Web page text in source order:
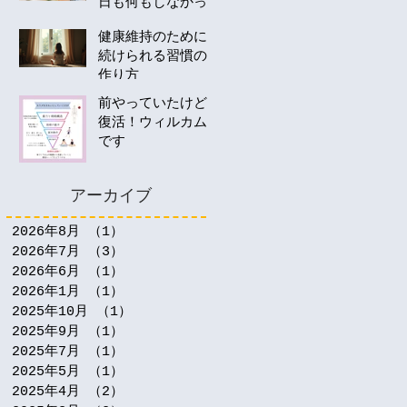
日も何もしなかっ
代・50代の運動は
何から始める？
健康維持のために
続けられる習慣の
作り方
前やっていたけど
復活！ウィルカム
です
アーカイブ
2026年8月 （1）
2026年7月
（3）
2026年6月
（1）
2026年1月
（1）
2025年10月
（1）
2025年9月
（1）
2025年7月
（1）
2025年5月
（1）
2025年4月
（2）